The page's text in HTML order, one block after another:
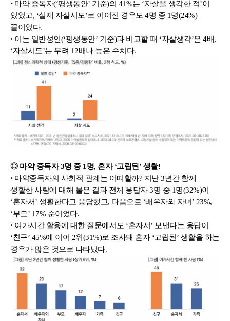
‣ 마약 중독자(‘평생동안’ 기준)의 41%는 ‘자살을 생각한 적’이
있었고, ‘실제 자살시도’로 이어진 경우도 4명 중 1명(24%)
꼴이었다.
‣ 이는 일반성인(‘평생동안’ 기준)과 비교할 때 ‘자살생각’은 4배,
‘자살시도’는 무려 12배나 높은 수치다.
◎ 마약 중독자 3명 중 1명, 혼자 ‘고립된’ 생활!
‣ 마약중독자의 사회적 관계는 어떠할까? 지난 3년간 함께
생활한 사람에 대해 물은 결과 전체 응답자 3명 중 1명(32%)이
‘혼자서’ 생활한다고 응답했고, 다음으로 ‘배우자와 자녀’ 23%,
‘부모’ 17% 순이었다.
‣ 여가시간 활용에 대한 질문에서도 ‘혼자서’ 보낸다는 응답이
‘친구’ 45%에 이어 2위(31%)로 조사돼 혼자 ‘고립된’ 생활을 하는
경우가 많은 것으로 나타났다.